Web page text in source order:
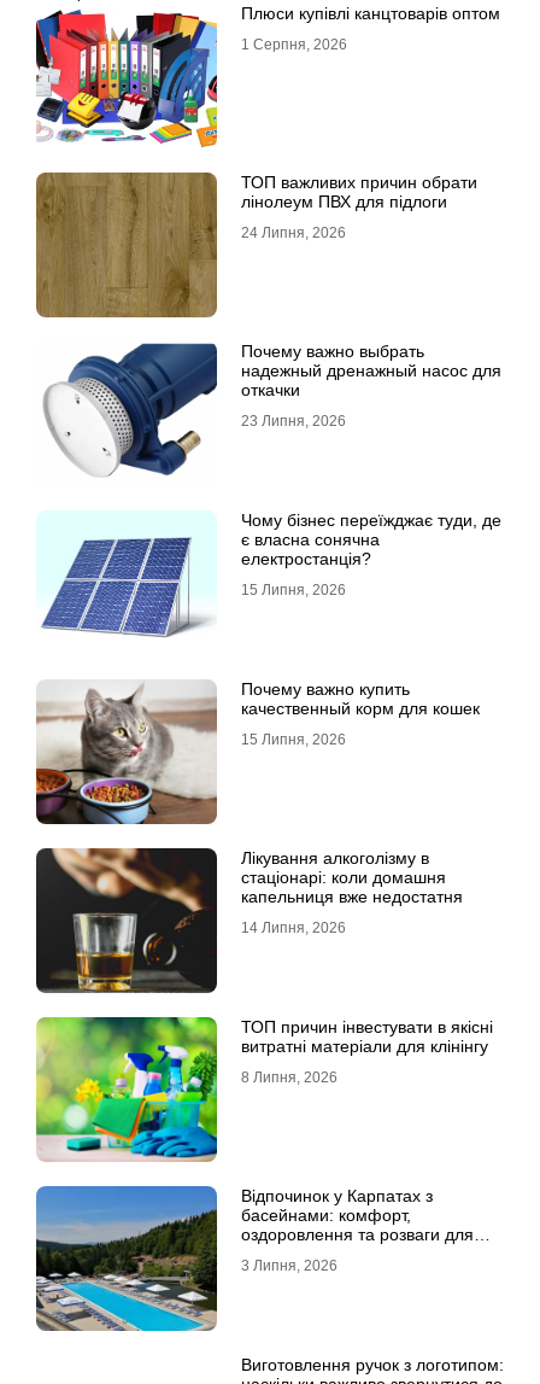
Плюси купівлі канцтоварів оптом
1 Серпня, 2026
ТОП важливих причин обрати
лінолеум ПВХ для підлоги
24 Липня, 2026
Почему важно выбрать
надежный дренажный насос для
откачки
23 Липня, 2026
Чому бізнес переїжджає туди, де
є власна сонячна
електростанція?
15 Липня, 2026
Почему важно купить
качественный корм для кошек
15 Липня, 2026
Лікування алкоголізму в
стаціонарі: коли домашня
капельниця вже недостатня
14 Липня, 2026
ТОП причин інвестувати в якісні
витратні матеріали для клінінгу
8 Липня, 2026
Відпочинок у Карпатах з
басейнами: комфорт,
оздоровлення та розваги для
3 Липня, 2026
Виготовлення ручок з логотипом: